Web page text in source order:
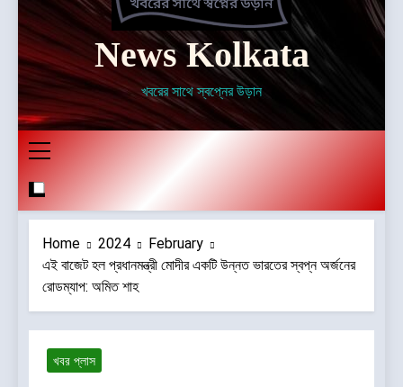
News Kolkata
খবরের সাথে স্বপ্নের উড়ান
Home 2024
February
এই বাজেট হল প্রধানমন্ত্রী মোদীর একটি উন্নত ভারতের স্বপ্ন অর্জনের
রোডম্যাপ: অমিত শাহ
খবর প্লাস